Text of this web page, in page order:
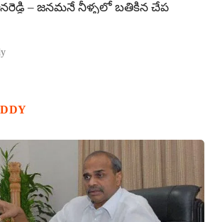
– జనమనే నీళ్ళలో బతికిన చేప